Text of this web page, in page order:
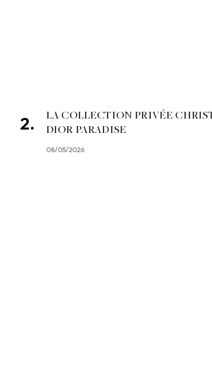
LA COLLECTION PRIVÉE
DIOR PARADISE
08/05/2026